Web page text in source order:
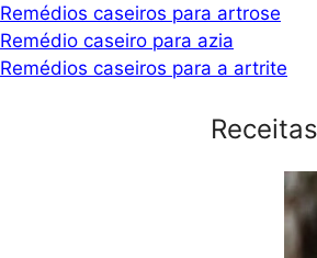
Remédios caseiros para artrose
Remédio caseiro para azia
Remédios caseiros para a artrite